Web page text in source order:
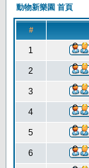
動物新樂園 首頁
#
1
2
3
4
5
6